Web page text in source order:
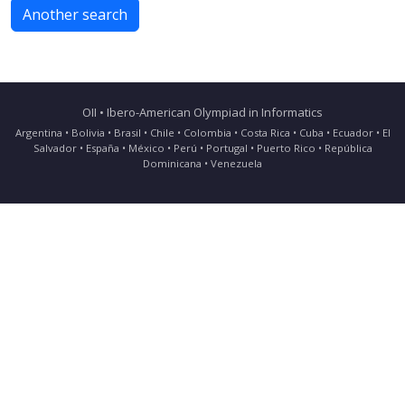
Another search
OII • Ibero-American Olympiad in Informatics
Argentina • Bolivia • Brasil • Chile • Colombia • Costa Rica • Cuba • Ecuador • El
Salvador • España • México • Perú • Portugal • Puerto Rico • República
Dominicana • Venezuela